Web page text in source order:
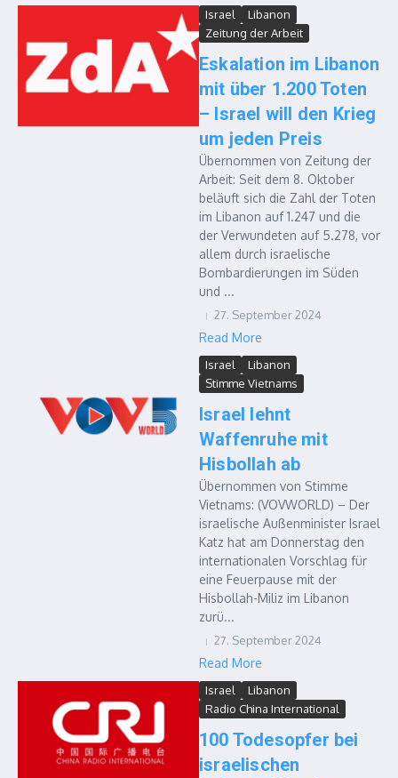
Israel
Libanon
Zeitung der Arbeit
Eskalation im Libanon
mit über 1.200 Toten
– Israel will den Krieg
um jeden Preis
Übernommen von Zeitung der
Arbeit: Seit dem 8. Oktober
beläuft sich die Zahl der Toten
im Libanon auf 1.247 und die
der Verwundeten auf 5.278, vor
allem durch israelische
Bombardierungen im Süden
und ...
27. September 2024
Read More
Israel
Libanon
Stimme Vietnams
Israel lehnt
Waffenruhe mit
Hisbollah ab
Übernommen von Stimme
Vietnams: (VOVWORLD) – Der
israelische Außenminister Israel
Katz hat am Donnerstag den
internationalen Vorschlag für
eine Feuerpause mit der
Hisbollah-Miliz im Libanon
zurü...
27. September 2024
Read More
Israel
Libanon
Radio China International
100 Todesopfer bei
israelischen